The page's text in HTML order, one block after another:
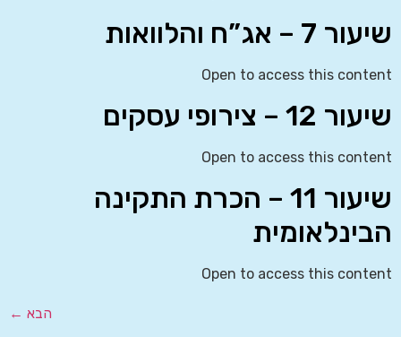
שיעור 7 – אג”ח והלוואות
Open to access this content
שיעור 12 – צירופי עסקים
Open to access this content
שיעור 11 – הכרת התקינה
הבינלאומית
Open to access this content
הבא ←